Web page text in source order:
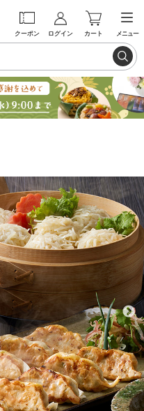
クーポン ログイン カート メニュー